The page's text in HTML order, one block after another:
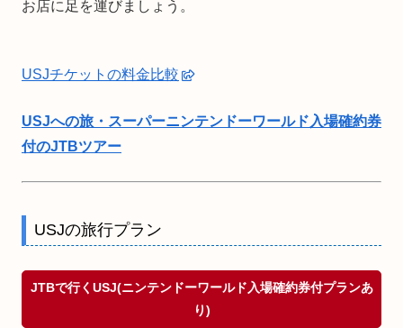
お店に足を運びましょう。
USJチケットの料金比較
USJへの旅・スーパーニンテンドーワールド入場確約券
付のJTBツアー
USJの旅行プラン
JTBで行くUSJ(ニンテンドーワールド入場確約券付プランあ
り)